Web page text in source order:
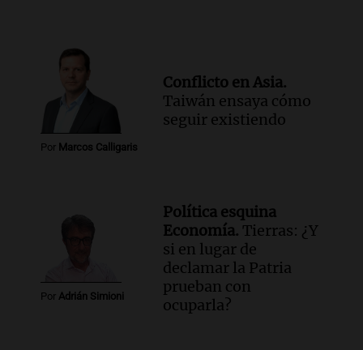
Por Marcos Calligaris
Conflicto en Asia.
Taiwán ensaya cómo
seguir existiendo
Por Adrián Simioni
Política esquina
Economía. Tierras: ¿Y
si en lugar de
declamar la Patria
prueban con
ocuparla?